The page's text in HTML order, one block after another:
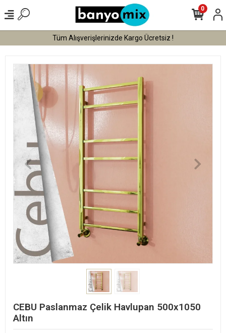
Tüm Alışverişlerinizde Kargo Ücretsiz !
0
CEBU Paslanmaz Çelik Havlupan 500x1050
Altın